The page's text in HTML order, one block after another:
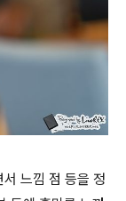
느낌 점 등을 정